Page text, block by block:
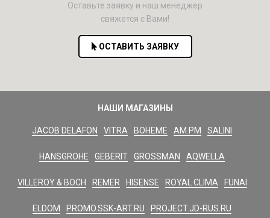
Оставьте заявку и наш менеджер
свяжется с Вами!
ОСТАВИТЬ ЗАЯВКУ
НАШИ МАГАЗИНЫ
JACOB DELAFON VITRA BOHEME AM.PM SALINI
HANSGROHE GEBERIT GROSSMAN AQWELLA
VILLEROY & BOCH REMER HISENSE ROYAL CLIMA FUNAI
ELDOM PROMO.SSK-ART.RU PROJECT.JD-RUS.RU